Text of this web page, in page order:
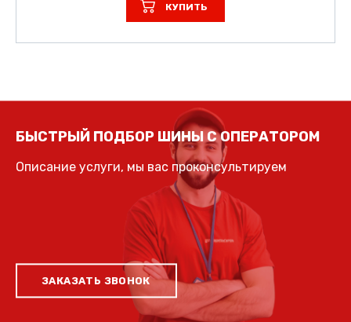
КУПИТЬ
БЫСТРЫЙ ПОДБОР ШИНЫ С ОПЕРАТОРОМ
Описание услуги, мы вас проконсультируем
ЗАКАЗАТЬ ЗВОНОК